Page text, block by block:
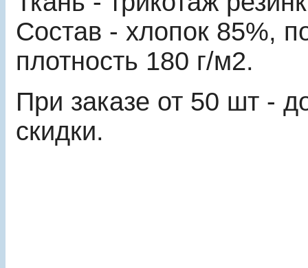
Состав - хлопок 85%,
плотность 180 г/м2.
При заказе от 50 шт -
скидки.